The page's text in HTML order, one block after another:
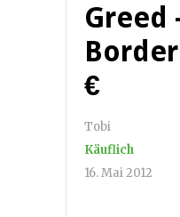
Greed
€
Tobi
Käuflich
16. Mai 2012